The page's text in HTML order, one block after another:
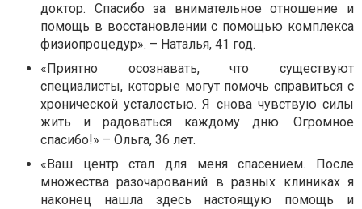
доктор. Спасибо за внимательное отношение и
помощь в восстановлении с помощью комплекса
физиопроцедур». – Наталья, 41 год.
«Приятно осознавать, что существуют
специалисты, которые могут помочь справиться с
хронической усталостью. Я снова чувствую силы
жить и радоваться каждому дню. Огромное
спасибо!» – Ольга, 36 лет.
«Ваш центр стал для меня спасением. После
множества разочарований в разных клиниках я
наконец нашла здесь настоящую помощь и